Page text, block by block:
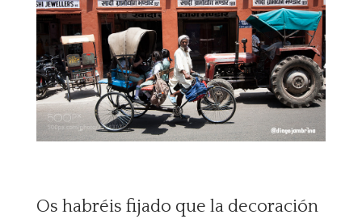
Os habréis fijado que la decoración